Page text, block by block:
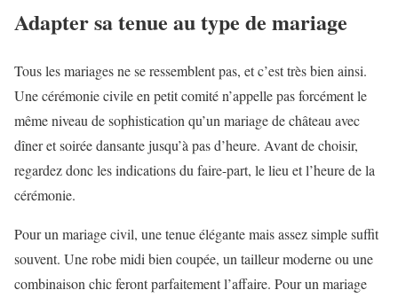
Adapter sa tenue au type de mariage
Tous les mariages ne se ressemblent pas, et c’est très bien ainsi.
Une cérémonie civile en petit comité n’appelle pas forcément le
même niveau de sophistication qu’un mariage de château avec
dîner et soirée dansante jusqu’à pas d’heure. Avant de choisir,
regardez donc les indications du faire-part, le lieu et l’heure de la
cérémonie.
Pour un mariage civil, une tenue élégante mais assez simple suffit
souvent. Une robe midi bien coupée, un tailleur moderne ou une
combinaison chic feront parfaitement l’affaire. Pour un mariage